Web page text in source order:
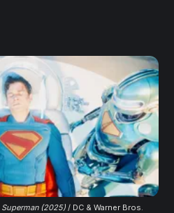
Superman (2025) / DC & Warner Bros.